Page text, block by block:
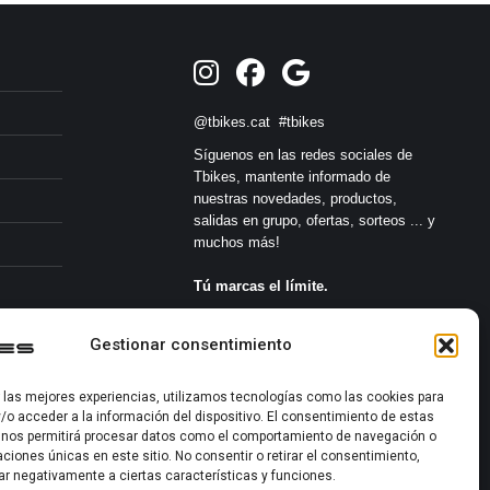
Gestionar consentimiento
las mejores experiencias, utilizamos tecnologías como las cookies para
o acceder a la información del dispositivo. El consentimiento de estas
permitirá procesar datos como el comportamiento de navegación o
únicas en este sitio. No consentir o retirar el consentimiento,
negativamente a ciertas características y funciones.
@tbikes.cat #tbikes
Síguenos en las redes sociales de
Tbikes, mantente informado de
nuestras novedades, productos,
salidas en grupo, ofertas, sorteos ... y
muchos más!
Tú marcas el límite.
2022-2026 ©